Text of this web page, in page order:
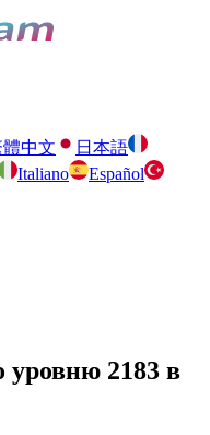
中文
日本語
Italiano
Español
уровню 2183 в